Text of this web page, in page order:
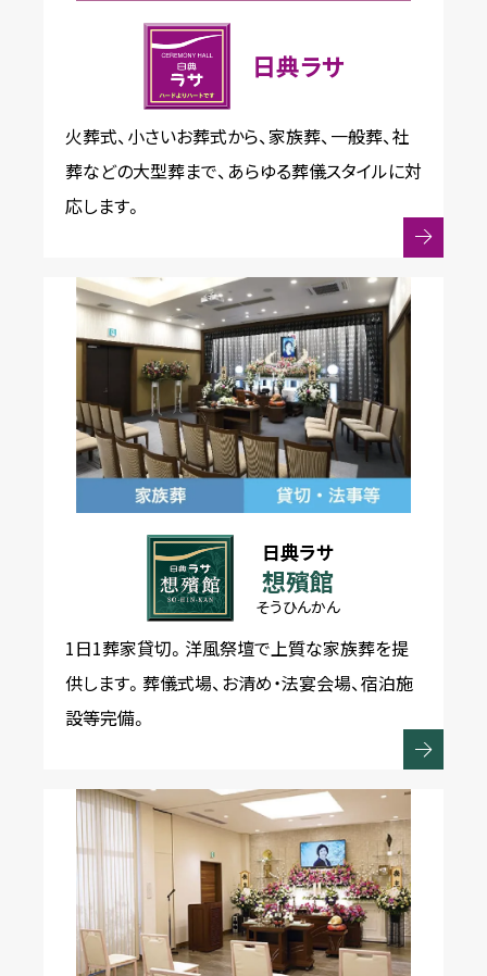
日典ラサ
火葬式、小さいお葬式から、家族葬、一般葬、社
葬などの大型葬まで、あらゆる葬儀スタイルに対
応します。
日典ラサ
想殯館
そうひんかん
1日1葬家貸切。洋風祭壇で上質な家族葬を提
供します。葬儀式場、お清め・法宴会場、宿泊施
設等完備。